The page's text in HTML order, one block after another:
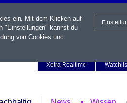
Xetra Realtime
ein. Mit dem Klicken auf
"Einstellungen" kannst du
von Cookies und